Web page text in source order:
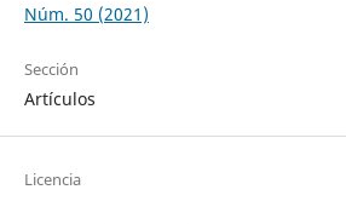
Núm. 50 (2021)
Sección
Artículos
Licencia